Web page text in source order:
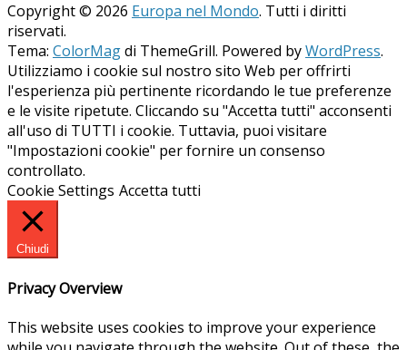
Copyright © 2026 Europa nel Mondo. Tutti i diritti
riservati.
Tema: ColorMagdi ThemeGrill. Powered byWordPress.
Utilizziamo i cookie sul nostro sito Web per offrirti
l'esperienza più pertinente ricordando le tue preferenze
e le visite ripetute. Cliccando su "Accetta tutti" acconsenti
all'uso di TUTTI i cookie. Tuttavia, puoi visitare
"Impostazioni cookie" per fornire un consenso
controllato.
Cookie Settings Accetta tutti
Chiudi
Privacy Overview
This website uses cookies to improve your experience